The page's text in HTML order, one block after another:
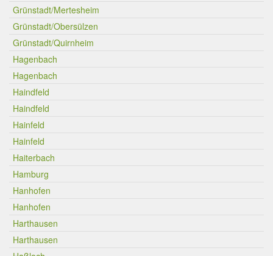
Grünstadt/Mertesheim
Grünstadt/Obersülzen
Grünstadt/Quirnheim
Hagenbach
Hagenbach
Haindfeld
Haindfeld
Hainfeld
Hainfeld
Haiterbach
Hamburg
Hanhofen
Hanhofen
Harthausen
Harthausen